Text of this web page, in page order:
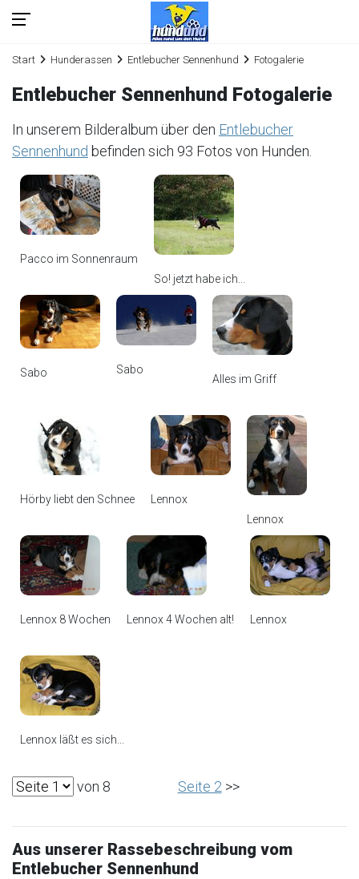
Start Hunderassen Entlebucher Sennenhund Fotogalerie
Entlebucher Sennenhund Fotogalerie
In unserem Bilderalbum über den Entlebucher
Sennenhund befinden sich 93 Fotos von Hunden.
Pacco im Sonnenraum
So! jetzt habe ich...
Sabo Sabo
Alles im Griff
Hörby liebt den Schnee
Lennox
Lennox
Lennox 8 Wochen Lennox 4 Wochen alt! Lennox
Lennox läßt es sich...
von 8 Seite 2 >>
Aus unserer Rassebeschreibung vom
Entlebucher Sennenhund